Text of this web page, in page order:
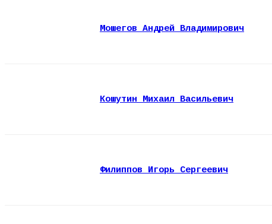
Мошегов Андрей Владимирович
Кошутин Михаил Васильевич
Филиппов Игорь Сергеевич